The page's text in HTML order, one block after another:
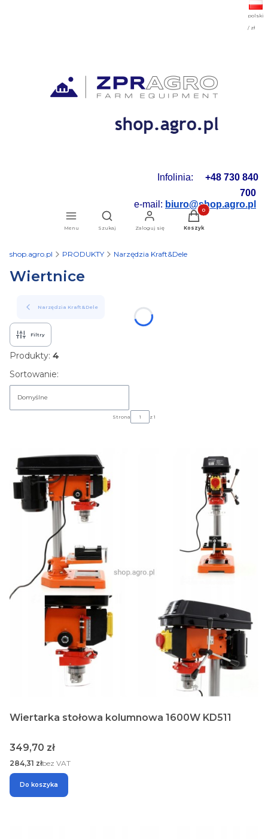
polski
/ zł
Infolinia: +48 730 840
700
e-mail: biuro@shop.agro.pl
Menu
Otwórz wyszukiwarkę
Szukaj Zaloguj się
Produkty w koszyku: 0.
Koszyk
shop.agro.pl PRODUKTY Narzędzia Kraft&Dele
Wiertnice
Narzędzia Kraft&Dele
Filtry
Produkty: 4
Lista produktów
Sortowanie:
Domyślne
Strona z 1
Wiertarka stołowa kolumnowa 1600W KD511
Cena
349,70 zł
Cena
284,31 złbez VAT
Do koszyka